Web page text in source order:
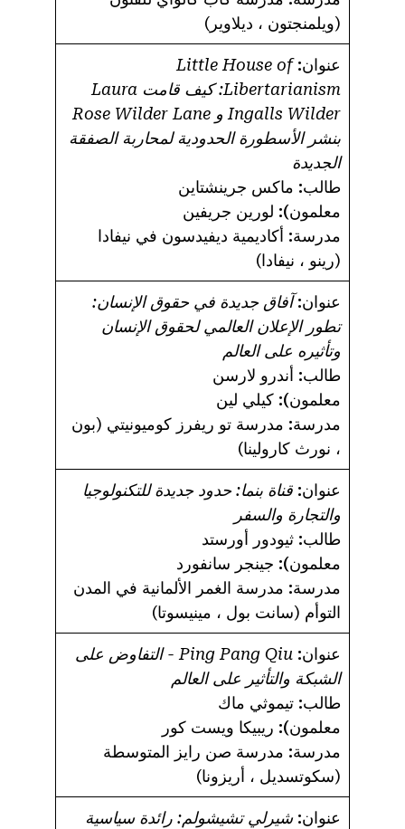
(ويلمنجتون ، ديلاوير)
عنوان: Little House of
Libertarianism: كيف قامت Laura
Ingalls Wilder و Rose Wilder Lane
بنشر الأسطورة الحدودية لمحاربة الصفقة
الجديدة
طالب: ماكس جرينشتاين
معلمون): لورين جريفين
مدرسة: أكاديمية ديفيدسون في نيفادا
(رينو ، نيفادا)
عنوان: آفاق جديدة في حقوق الإنسان:
تطور الإعلان العالمي لحقوق الإنسان
وتأثيره على العالم
طالب: أندرو لارسن
معلمون): كيلي لين
مدرسة: مدرسة تو ريفرز كوميونيتي (بون
، نورث كارولينا)
عنوان: قناة بنما: حدود جديدة للتكنولوجيا
والتجارة والسفر
طالب: ثيودور أورستد
معلمون): جينجر سانفورد
مدرسة: مدرسة الغمر الألمانية في المدن
التوأم (سانت بول ، مينيسوتا)
عنوان:
Ping Pang Qiu - التفاوض على
الشبكة والتأثير على العالم
طالب: تيموثي ماك
معلمون): ريبيكا ويست كور
مدرسة: مدرسة صن رايز المتوسطة
(سكوتسديل ، أريزونا)
عنوان: شيرلي تشيشولم: رائدة سياسية